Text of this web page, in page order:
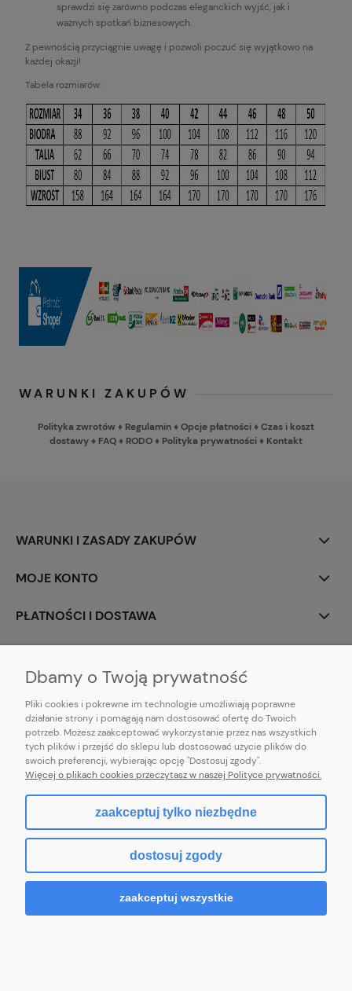
sprawdzi się zarówno podczas eleganckich wyjść, jak i
ważnych spotkań biznesowych.
Z pewnością przyciągnie uwagę i pozwoli poczuć się wyjątkowo na
każdej okazji!
Tabela rozmiarów:
WARUNKI ZAKUPÓW
Polityka zwrotów ♦ Regulamin♦Opcje płatności♦Czas i koszt
dostawy♦ FAQ♦ RODO♦ Polityka prywatności♦ Kontakt
WARUNKI I ZASADY ZAKUPÓW
MOJE KONTO
PŁATNOŚCI I DOSTAWA
E-mail:pl101sukienek@gmail.com
101sukienek.pl
ul. Piotrkowska 317/11, Łódź 93-035, woj. łódzkie
pokaż pełną wersję strony
Sklep internetowy Shoper.pl
Dbamy o Twoją prywatność
Pliki cookies i pokrewne im technologie umożliwiają poprawne
działanie strony i pomagają nam dostosować ofertę do Twoich
potrzeb. Możesz zaakceptować wykorzystanie przez nas wszystkich
tych plików i przejść do sklepu lub dostosować użycie plików do
swoich preferencji, wybierając opcję "Dostosuj zgody".
Więcej o plikach cookies przeczytasz w naszej Polityce prywatności.
zaakceptuj tylko niezbędne
dostosuj zgody
zaakceptuj wszystkie